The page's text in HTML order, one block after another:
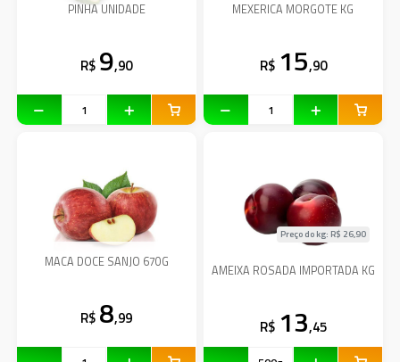
PINHA UNIDADE
R$ 9,90
MEXERICA MORGOTE KG
R$ 15,90
MACA DOCE SANJO 670G
R$ 8,99
AMEIXA ROSADA IMPORTADA KG
Preço do kg: R$ 26,90
R$ 13,45